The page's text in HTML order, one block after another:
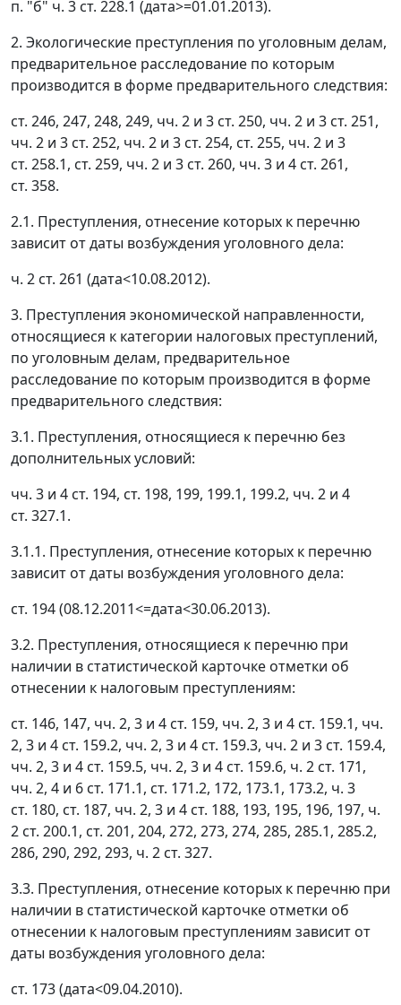
п. "б" ч. 3 ст. 228.1 (дата>=01.01.2013).
2. Экологические преступления по уголовным делам,
предварительное расследование по которым
производится в форме предварительного следствия:
ст. 246, 247, 248, 249, чч. 2 и 3 ст. 250, чч. 2 и 3 ст. 251,
чч. 2 и 3 ст. 252, чч. 2 и 3 ст. 254, ст. 255, чч. 2 и 3
ст. 258.1, ст. 259, чч. 2 и 3 ст. 260, чч. 3 и 4 ст. 261,
ст. 358.
2.1. Преступления, отнесение которых к перечню
зависит от даты возбуждения уголовного дела:
ч. 2 ст. 261 (дата<10.08.2012).
3. Преступления экономической направленности,
относящиеся к категории налоговых преступлений,
по уголовным делам, предварительное
расследование по которым производится в форме
предварительного следствия:
3.1. Преступления, относящиеся к перечню без
дополнительных условий:
чч. 3 и 4 ст. 194, ст. 198, 199, 199.1, 199.2, чч. 2 и 4
ст. 327.1.
3.1.1. Преступления, отнесение которых к перечню
зависит от даты возбуждения уголовного дела:
ст. 194 (08.12.2011<=дата<30.06.2013).
3.2. Преступления, относящиеся к перечню при
наличии в статистической карточке отметки об
отнесении к налоговым преступлениям:
ст. 146, 147, чч. 2, 3 и 4 ст. 159, чч. 2, 3 и 4 ст. 159.1, чч.
2, 3 и 4 ст. 159.2, чч. 2, 3 и 4 ст. 159.3, чч. 2 и 3 ст. 159.4,
чч. 2, 3 и 4 ст. 159.5, чч. 2, 3 и 4 ст. 159.6, ч. 2 ст. 171,
чч. 2, 4 и 6 ст. 171.1, ст. 171.2, 172, 173.1, 173.2, ч. 3
ст. 180, ст. 187, чч. 2, 3 и 4 ст. 188, 193, 195, 196, 197, ч.
2 ст. 200.1, ст. 201, 204, 272, 273, 274, 285, 285.1, 285.2,
286, 290, 292, 293, ч. 2 ст. 327.
3.3. Преступления, отнесение которых к перечню при
наличии в статистической карточке отметки об
отнесении к налоговым преступлениям зависит от
даты возбуждения уголовного дела:
ст. 173 (дата<09.04.2010).